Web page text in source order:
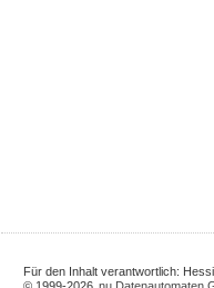
Für den Inhalt verantwortlich: